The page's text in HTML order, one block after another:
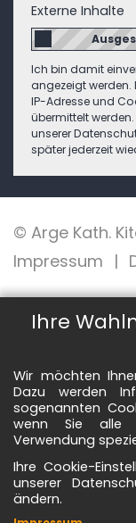
Ihre
Wir möchten
Dazu werden
sogenannten
wenn Sie alle
Verwendung
Ihre Cookie-
unserer
ändern.
Externe Inhalte
Ich bin damit
angezeigt werden.
IP-Adresse und
übermittelt
unserer
später jederzeit
© Arge Kath.
Impressum